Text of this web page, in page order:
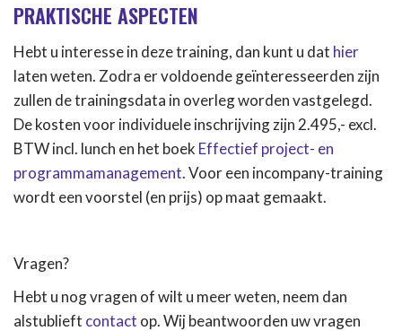
PRAKTISCHE ASPECTEN
Hebt u interesse in deze training, dan kunt u dat hier
laten weten. Zodra er voldoende geïnteresseerden zijn
zullen de trainingsdata in overleg worden vastgelegd.
De kosten voor individuele inschrijving zijn 2.495,- excl.
BTW incl. lunch en het boek Effectief project- en
programmamanagement. Voor een incompany-training
wordt een voorstel (en prijs) op maat gemaakt.
Vragen?
Hebt u nog vragen of wilt u meer weten, neem dan
alstublieft contact op. Wij beantwoorden uw vragen